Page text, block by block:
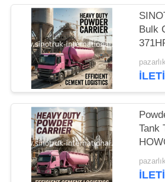
POLITIKASI
Bulk
Tank